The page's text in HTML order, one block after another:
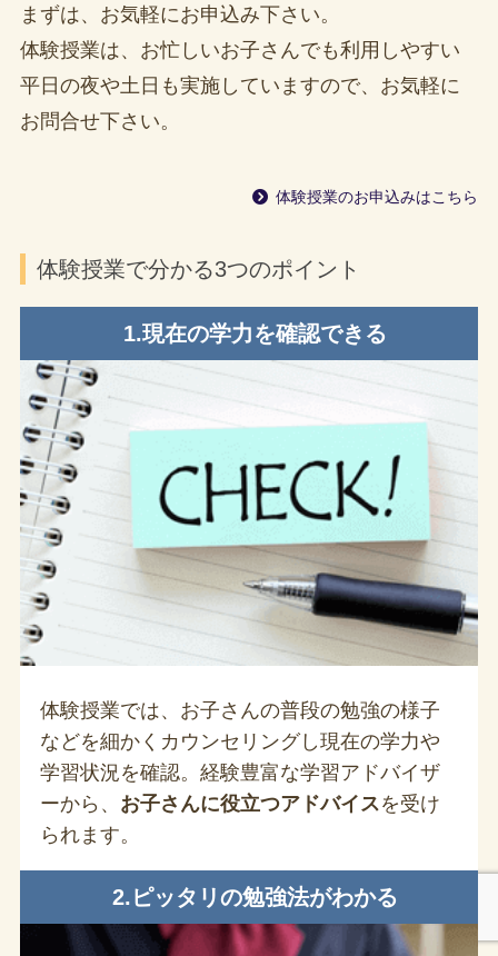
まずは、お気軽にお申込み下さい。
体験授業は、お忙しいお子さんでも利用しやすい
平日の夜や土日も実施していますので、お気軽に
お問合せ下さい。
体験授業のお申込みはこちら
体験授業で分かる3つのポイント
1.現在の学力を確認できる
体験授業では、お子さんの普段の勉強の様子
などを細かくカウンセリングし現在の学力や
学習状況を確認。経験豊富な学習アドバイザ
ーから、 お子さんに役立つアドバイスを受け
られます。
2.ピッタリの勉強法がわかる